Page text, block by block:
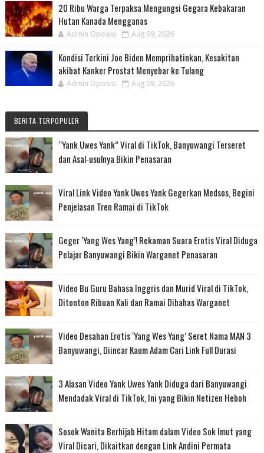
20 Ribu Warga Terpaksa Mengungsi Gegara Kebakaran
Hutan Kanada Mengganas
Admin Oposisi Aug 09, 2026
Kondisi Terkini Joe Biden Memprihatinkan, Kesakitan
akibat Kanker Prostat Menyebar ke Tulang
Admin Oposisi Aug 09, 2026
BERITA TERPOPULER
“Yank Uwes Yank” Viral di TikTok, Banyuwangi Terseret
dan Asal-usulnya Bikin Penasaran
Viral Link Video Yank Uwes Yank Gegerkan Medsos, Begini
Penjelasan Tren Ramai di TikTok
Geger ‘Yang Wes Yang’! Rekaman Suara Erotis Viral Diduga
Pelajar Banyuwangi Bikin Warganet Penasaran
Video Bu Guru Bahasa Inggris dan Murid Viral di TikTok,
Ditonton Ribuan Kali dan Ramai Dibahas Warganet
Video Desahan Erotis ‘Yang Wes Yang’ Seret Nama MAN 3
Banyuwangi, Diincar Kaum Adam Cari Link Full Durasi
3 Alasan Video Yank Uwes Yank Diduga dari Banyuwangi
Mendadak Viral di TikTok, Ini yang Bikin Netizen Heboh
Sosok Wanita Berhijab Hitam dalam Video Sok Imut yang
Viral Dicari, Dikaitkan dengan Link Andini Permata